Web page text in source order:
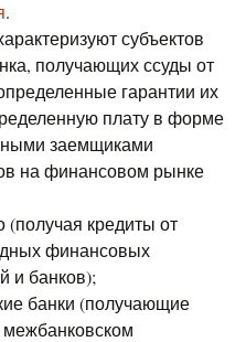
.
субъектов
получающих ссуды от
гарантии их
плату в форме
заемщиками
на финансовом рынке
(получая кредиты от
финансовых
и банков);
банки (получающие